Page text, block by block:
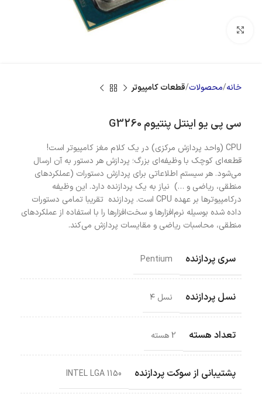
خانه محصولات قطعات کامپیوتر
سی پی یو اینتل پنتیوم G3260
CPU (واحد پردازش مرکزی) در یک کلام مغز کامپیوتر است!
قطعه‌ای کوچک با وظیفه‌ای بزرگ؛ پردازش هر دستور به آن ارسال
می‌شود. هر سیستم اطلاعاتی برای پردازش دستورات (عملکردهای
منطقی، ریاضی و …) نیاز به یک پردازنده دارد. این وظیفه
درکامپیوترها بر عهده CPU است. پردازنده تقریبا تمامی دستورات
داده شده بوسیله نرم‌افزارها و سخت‌افزارها را با استفاده از عملکردهای
منطقی، محاسبات ریاضی و مقایسات پردازش می‌کند.
سری پردازنده Pentium
نسل پردازنده نسل ۴
تعداد هسته 2 هسته
پشتیبانی از سوکت پردازنده INTEL LGA 1150